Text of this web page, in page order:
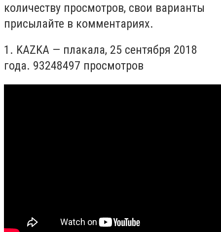
количеству просмотров, свои варианты
присылайте в комментариях.
1. KAZKA — плакала, 25 сентября 2018
года. 93248497 просмотров